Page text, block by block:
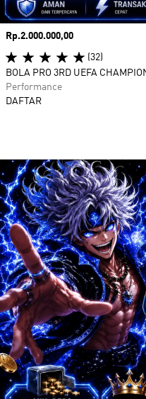
Harga
Rp.2.000.000,00
(32)
BOLA PRO 3RD UEFA
Performance
DAFTAR